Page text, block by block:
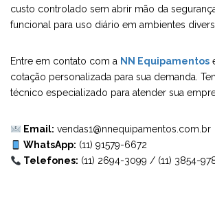
custo controlado sem abrir mão da
funcional para uso diário em ambientes
Entre em contato com a NN Equipamentos
cotação personalizada para sua demanda.
técnico especializado para atender sua
Email: vendas1@nnequipamentos.com.br
WhatsApp: (11) 91579-6672
Telefones: (11) 2694-3099 / (11) 3854-